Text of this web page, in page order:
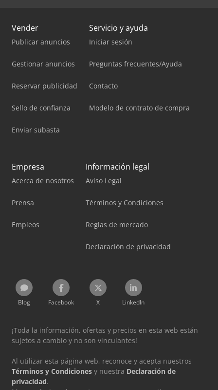
Vender
Publicar anuncios
Gestionar anuncios
Reservar publicidad
Sello de confianza
Enviar subasta
Servicio y ayuda
Iniciar sesión
Preguntas frecuentes/Ayuda
Contacto
Modelo de contrato de compra
Empresa
Acerca de nosotros
Prensa
Empleos
Información legal
Aviso Legal
Términos y Condiciones
Reglas de mercado
Declaración de privacidad
Blog Facebook X LinkedIn
¡Toda la información, ofertas y precios en esta web están
sujetos a cambio y no son vinculantes!
Al utilizar esta página web, reconoce y acepta nuestros
Términos y Condiciones y nuestra Declaración de
privacidad.